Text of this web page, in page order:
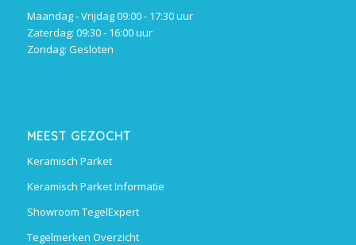
Maandag - Vrijdag 09:00 - 17:30 uur
Zaterdag: 09:30 - 16:00 uur
Zondag: Gesloten
MEEST GEZOCHT
Keramisch Parket
Keramisch Parket Informatie
Showroom TegelExpert
Tegelmerken Overzicht